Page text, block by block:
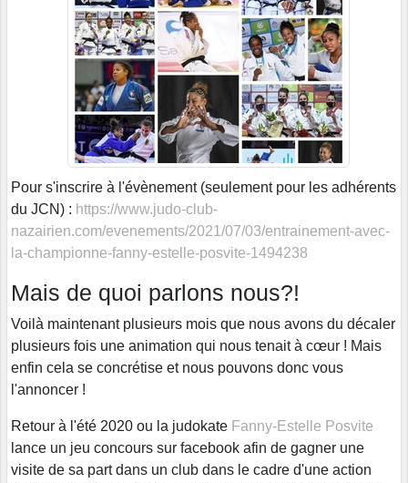
Pour s'inscrire à l'évènement (seulement pour les adhérents
du JCN) : https://www.judo-club-
nazairien.com/evenements/2021/07/03/entrainement-avec-
la-championne-fanny-estelle-posvite-1494238
Mais de quoi parlons nous?!
Voilà maintenant plusieurs mois que nous avons du décaler
plusieurs fois une animation qui nous tenait à cœur ! Mais
enfin cela se concrétise et nous pouvons donc vous
l'annoncer !
Retour à l'été 2020 ou la judokate Fanny-Estelle Posvite
lance un jeu concours sur facebook afin de gagner une
visite de sa part dans un club dans le cadre d'une action